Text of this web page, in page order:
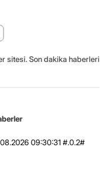
sitesi. Son dakika haberleri
09:30:31 #.0.2#